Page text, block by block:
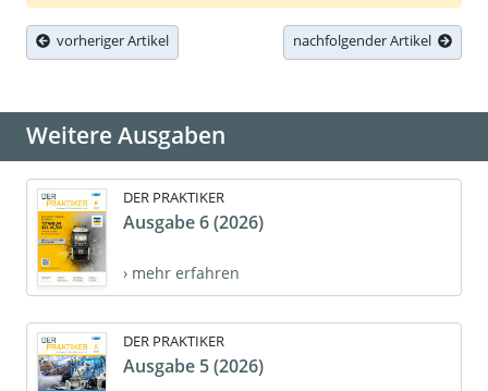
vorheriger Artikel nachfolgender Artikel
Weitere Ausgaben
DER PRAKTIKER
Ausgabe 6 (2026)
› mehr erfahren
DER PRAKTIKER
Ausgabe 5 (2026)